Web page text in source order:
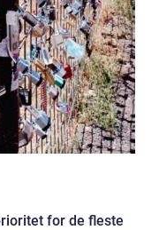
for de fleste